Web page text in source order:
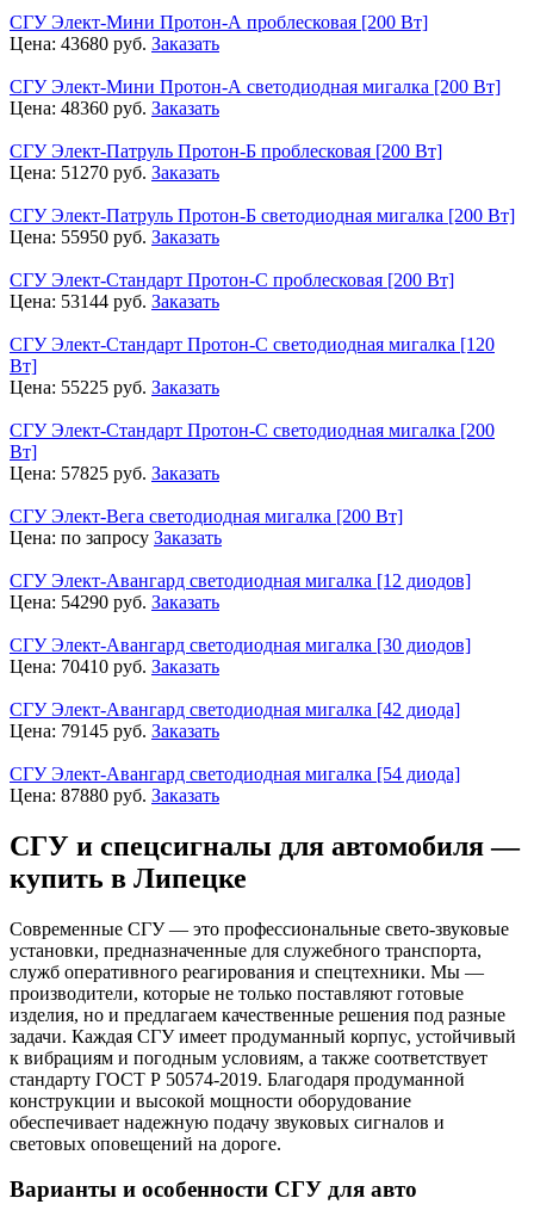
СГУ Элект-Мини Протон-А проблесковая [200 Вт]
Цена: 43680 руб. Заказать
СГУ Элект-Мини Протон-А светодиодная мигалка [200 Вт]
Цена: 48360 руб. Заказать
СГУ Элект-Патруль Протон-Б проблесковая [200 Вт]
Цена: 51270 руб. Заказать
СГУ Элект-Патруль Протон-Б светодиодная мигалка [200 Вт]
Цена: 55950 руб. Заказать
СГУ Элект-Стандарт Протон-С проблесковая [200 Вт]
Цена: 53144 руб. Заказать
СГУ Элект-Стандарт Протон-С светодиодная мигалка [120
Вт]
Цена: 55225 руб. Заказать
СГУ Элект-Стандарт Протон-С светодиодная мигалка [200
Вт]
Цена: 57825 руб. Заказать
СГУ Элект-Вега светодиодная мигалка [200 Вт]
Цена: по запросу Заказать
СГУ Элект-Авангард светодиодная мигалка [12 диодов]
Цена: 54290 руб. Заказать
СГУ Элект-Авангард светодиодная мигалка [30 диодов]
Цена: 70410 руб. Заказать
СГУ Элект-Авангард светодиодная мигалка [42 диода]
Цена: 79145 руб. Заказать
СГУ Элект-Авангард светодиодная мигалка [54 диода]
Цена: 87880 руб. Заказать
СГУ и спецсигналы для автомобиля —
купить в Липецке
Современные СГУ — это профессиональные свето-звуковые
установки, предназначенные для служебного транспорта,
служб оперативного реагирования и спецтехники. Мы —
производители, которые не только поставляют готовые
изделия, но и предлагаем качественные решения под разные
задачи. Каждая СГУ имеет продуманный корпус, устойчивый
к вибрациям и погодным условиям, а также соответствует
стандарту ГОСТ Р 50574-2019. Благодаря продуманной
конструкции и высокой мощности оборудование
обеспечивает надежную подачу звуковых сигналов и
световых оповещений на дороге.
Варианты и особенности СГУ для авто